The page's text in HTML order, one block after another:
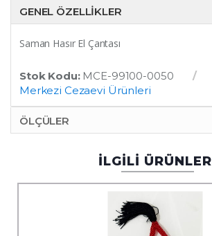
GENEL ÖZELLIKLER
Saman Hasır El Çantası
Stok Kodu: MCE-99100-0050
Merkezi Cezaevi Ürünleri
ÖLÇÜLER
İLGİLİ ÜRÜNLER